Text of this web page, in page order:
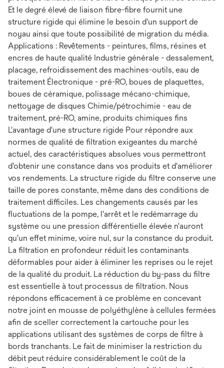
Et le degré élevé de liaison fibre-fibre fournit une
structure rigide qui élimine le besoin d'un support de
noyau ainsi que toute possibilité de migration du média.
Applications : Revêtements - peintures, films, résines et
encres de haute qualité Industrie générale - dessalement,
placage, refroidissement des machines-outils, eau de
traitement Électronique - pré-RO, boues de plaquettes,
boues de céramique, polissage mécano-chimique,
nettoyage de disques Chimie/pétrochimie - eau de
traitement, pré-RO, amine, produits chimiques fins
L'avantage d'une structure rigide Pour répondre aux
normes de qualité de filtration exigeantes du marché
actuel, des caractéristiques absolues vous permettront
d'obtenir une constance dans vos produits et d'améliorer
vos rendements. La structure rigide du filtre conserve une
taille de pores constante, même dans des conditions de
traitement difficiles. Les changements causés par les
fluctuations de la pompe, l'arrêt et le redémarrage du
système ou une pression différentielle élevée n'auront
qu'un effet minime, voire nul, sur la constance du produit.
La filtration en profondeur réduit les contaminants
déformables pour aider à éliminer les reprises ou le rejet
de la qualité du produit. La réduction du by-pass du filtre
est essentielle à tout processus de filtration. Nous
répondons efficacement à ce problème en concevant
notre joint en mousse de polyéthylène à cellules fermées
afin de sceller correctement la cartouche pour les
applications utilisant des systèmes de corps de filtre à
bords tranchants. Le fait de minimiser la restriction du
débit peut réduire considérablement le coût de la